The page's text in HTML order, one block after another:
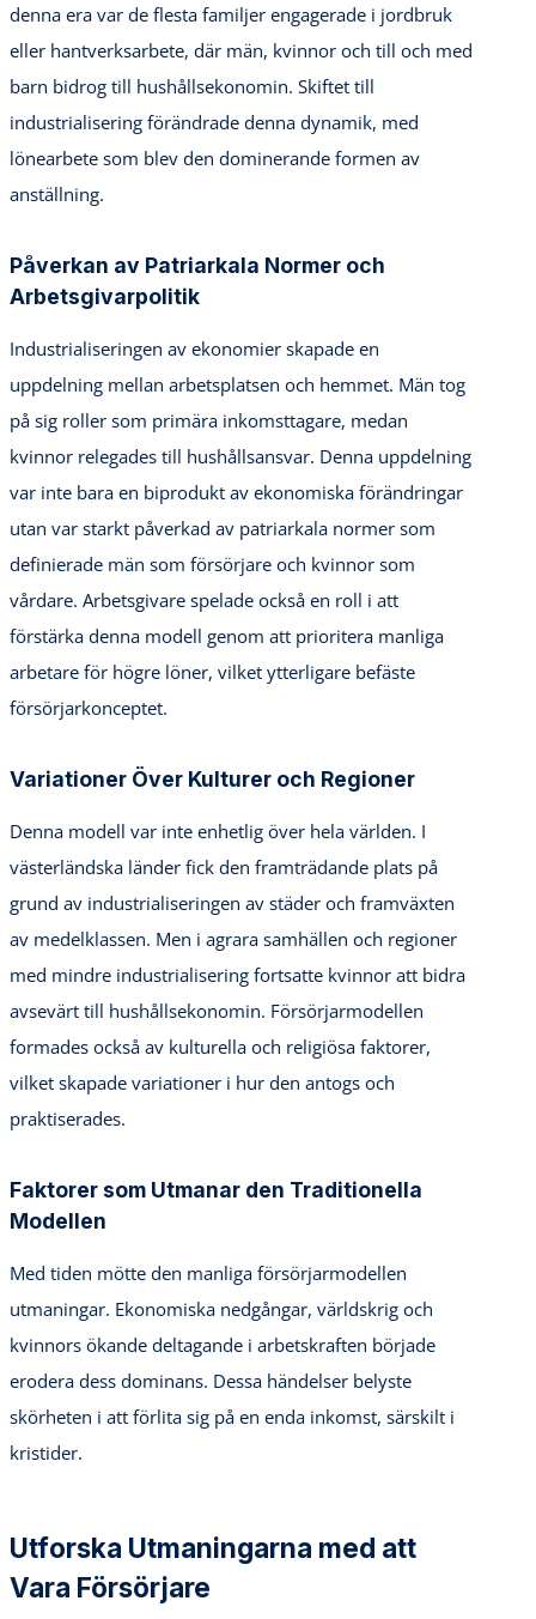
denna era var de flesta familjer engagerade i jordbruk
eller hantverksarbete, där män, kvinnor och till och med
barn bidrog till hushållsekonomin. Skiftet till
industrialisering förändrade denna dynamik, med
lönearbete som blev den dominerande formen av
anställning.
Påverkan av Patriarkala Normer och
Arbetsgivarpolitik
Industrialiseringen av ekonomier skapade en
uppdelning mellan arbetsplatsen och hemmet. Män tog
på sig roller som primära inkomsttagare, medan
kvinnor relegades till hushållsansvar. Denna uppdelning
var inte bara en biprodukt av ekonomiska förändringar
utan var starkt påverkad av patriarkala normer som
definierade män som försörjare och kvinnor som
vårdare. Arbetsgivare spelade också en roll i att
förstärka denna modell genom att prioritera manliga
arbetare för högre löner, vilket ytterligare befäste
försörjarkonceptet.
Variationer Över Kulturer och Regioner
Denna modell var inte enhetlig över hela världen. I
västerländska länder fick den framträdande plats på
grund av industrialiseringen av städer och framväxten
av medelklassen. Men i agrara samhällen och regioner
med mindre industrialisering fortsatte kvinnor att bidra
avsevärt till hushållsekonomin. Försörjarmodellen
formades också av kulturella och religiösa faktorer,
vilket skapade variationer i hur den antogs och
praktiserades.
Faktorer som Utmanar den Traditionella
Modellen
Med tiden mötte den manliga försörjarmodellen
utmaningar. Ekonomiska nedgångar, världskrig och
kvinnors ökande deltagande i arbetskraften började
erodera dess dominans. Dessa händelser belyste
skörheten i att förlita sig på en enda inkomst, särskilt i
kristider.
Utforska Utmaningarna med att
Vara Försörjare